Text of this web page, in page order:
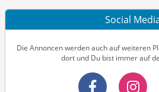
Social
Die Annoncen werden auch auf weiteren
dort und Du bist immer auf